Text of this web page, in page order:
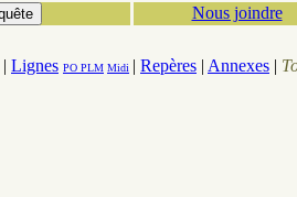
Nous joindre
| Lignes PO PLM Midi | Repères | Annexes |